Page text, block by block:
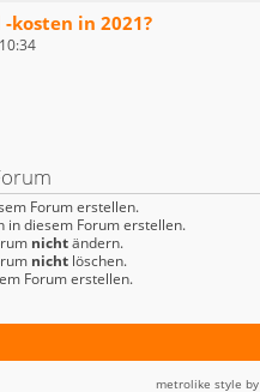
kosten in 2021?
Forum erstellen.
in diesem Forum erstellen.
nichtändern.
nicht löschen.
Forum erstellen.
metrolike style by